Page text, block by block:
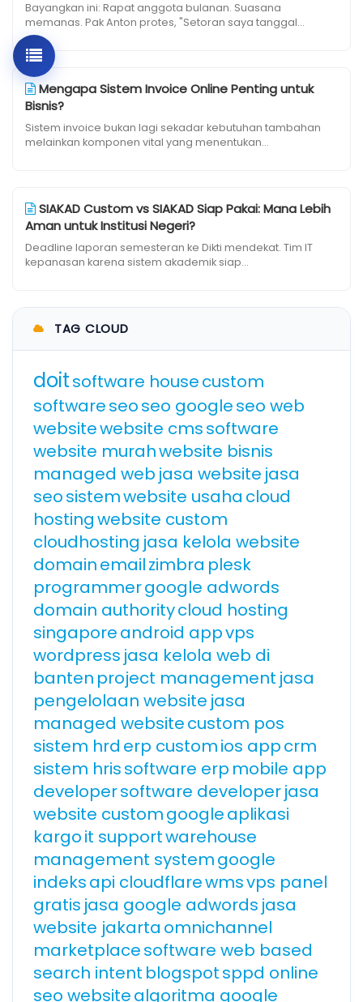
Bayangkan ini: Rapat anggota bulanan. Suasana
memanas. Pak Anton protes, "Setoran saya tanggal...
Mengapa Sistem Invoice Online Penting untuk
Bisnis?
Sistem invoice bukan lagi sekadar kebutuhan tambahan
melainkan komponen vital yang menentukan...
SIAKAD Custom vs SIAKAD Siap Pakai: Mana Lebih
Aman untuk Institusi Negeri?
Deadline laporan semesteran ke Dikti mendekat. Tim IT
kepanasan karena sistem akademik siap...
TAG CLOUD
doitsoftware housecustom
softwareseoseo googleseo web
websitewebsite cmssoftware
website murahwebsite bisnis
managed web jasa website jasa
seosistemwebsite usaha cloud
hostingwebsite custom
cloudhosting jasa kelola website
domainemailzimbra plesk
programmergoogle adwords
domain authoritycloud hosting
singaporeandroid appvps
wordpress jasa kelola web di
banten project management jasa
pengelolaan website jasa
managed websitecustom pos
sistem hrd erp customios appcrm
sistem hrissoftware erp mobile app
developersoftware developerjasa
website customgoogleaplikasi
kargoit supportwarehouse
management systemgoogle
indeksapi cloudflarewmsvps panel
gratis jasa google adwords jasa
website jakarta omnichannel
marketplacesoftware web based
search intent blogspotsppd online
seo websitealgoritma google